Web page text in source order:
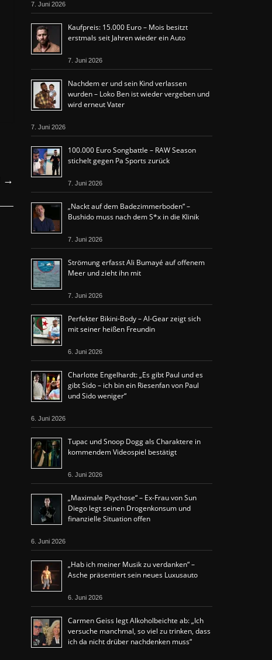
→
7. Juni 2026
Kaufpreis: 15.000 Euro – Mois besitzt
erstmals seit Jahren wieder ein Auto
7. Juni 2026
Nachdem er und sein Kind verlassen
wurden – Loko Ben ist wieder vergeben und
wird erneut Vater
7. Juni 2026
100.000 Euro Songbattle – RAW Season
stichelt gegen Pa Sports zurück
7. Juni 2026
„Nackt auf dem Badezimmerboden“ –
Bushido muss nach dem S*x in die Klinik
7. Juni 2026
Strömung erfasst Ali Bumayé auf offenem
Meer und zieht ihn mit
7. Juni 2026
Perfekter Bikini-Body – Al-Gear zeigt sich
mit seiner heißen Freundin
6. Juni 2026
Charlotte Engelhardt: „Es gibt Paul und es
gibt Sido – ich bin ein Riesenfan von Paul
und Sido weniger“
6. Juni 2026
Tupac und Snoop Dogg als Charaktere in
kommendem Videospiel bestätigt
6. Juni 2026
„Maximale Psychose“ – Ex-Frau von Sun
Diego legt seinen Drogenkonsum und
finanzielle Situation offen
6. Juni 2026
„Hab ich meiner Musik zu verdanken“ –
Asche präsentiert sein neues Luxusauto
6. Juni 2026
Carmen Geiss legt Alkoholbeichte ab: „Ich
versuche manchmal, so viel zu trinken, dass
ich da nicht drüber nachdenken muss“